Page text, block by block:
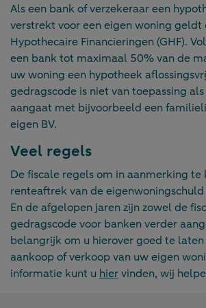
Als een bank of verzekeraar een
verstrekt voor een eigen woning geldt
Hypothecaire Financieringen (GHF).
een bank tot maximaal 50% van de
uw woning een hypotheek
gedragscode is niet van toepassing
aangaat met bijvoorbeeld een
eigen BV.
Veel regels
De fiscale regels om in aanmerking te
renteaftrek van de
En de afgelopen jaren zijn zowel de
gedragscode voor banken verder
belangrijk om u hierover goed te
aankoop of verkoop van uw eigen
informatie kunt u hiervinden, wij